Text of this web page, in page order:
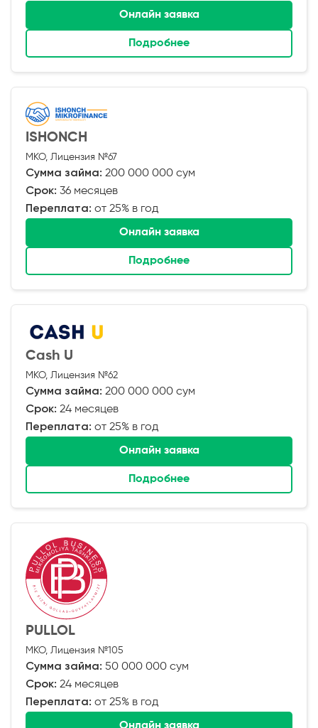
Онлайн заявка
Подробнее
ISHONCH
МКО, Лицензия №67
Сумма займа: 200 000 000 сум
Срок: 36 месяцев
Переплата: от 25% в год
Онлайн заявка
Подробнее
Cash U
МКО, Лицензия №62
Сумма займа: 200 000 000 сум
Срок: 24 месяцев
Переплата: от 25% в год
Онлайн заявка
Подробнее
PULLOL
МКО, Лицензия №105
Сумма займа: 50 000 000 сум
Срок: 24 месяцев
Переплата: от 25% в год